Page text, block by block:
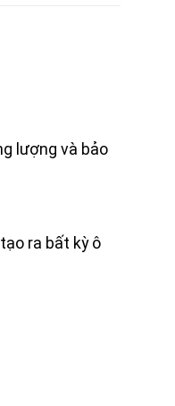
lượng và bảo
ra bất kỳ ô